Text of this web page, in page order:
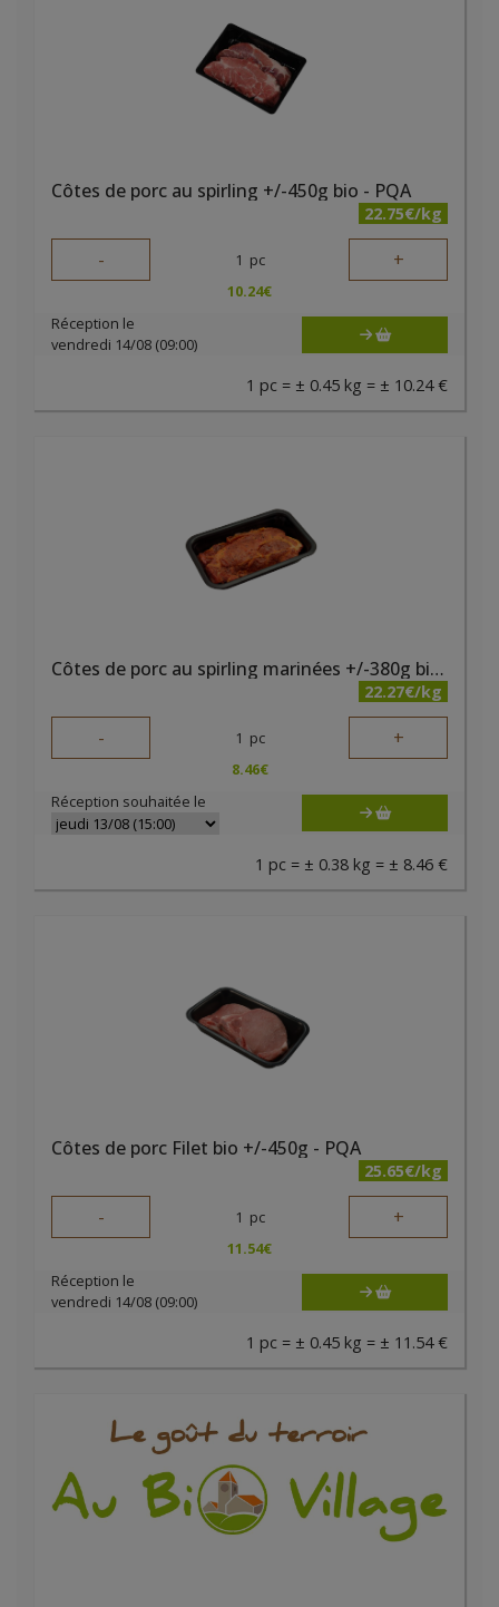
Côtes de porc au spirling +/-450g bio - PQA
22.75€/kg
- 1 pc +
10.24€
Réception le
vendredi 14/08 (09:00)
1 pc = ± 0.45 kg = ± 10.24 €
Côtes de porc au spirling marinées +/-380g bio PQA
22.27€/kg
- 1 pc +
8.46€
Réception souhaitée le
1 pc = ± 0.38 kg = ± 8.46 €
Côtes de porc Filet bio +/-450g - PQA
25.65€/kg
- 1 pc +
11.54€
Réception le
vendredi 14/08 (09:00)
1 pc = ± 0.45 kg = ± 11.54 €